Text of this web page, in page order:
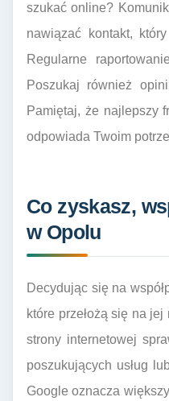
szukać online?
nawiązać kontakt,
Regularne
Poszukaj również
Pamiętaj, że najlepszy
odpowiada Twoim
Co zyskasz,
w Opolu
Decydując się na
które przełożą się na
strony internetowej
poszukujących usług
Google oznacza